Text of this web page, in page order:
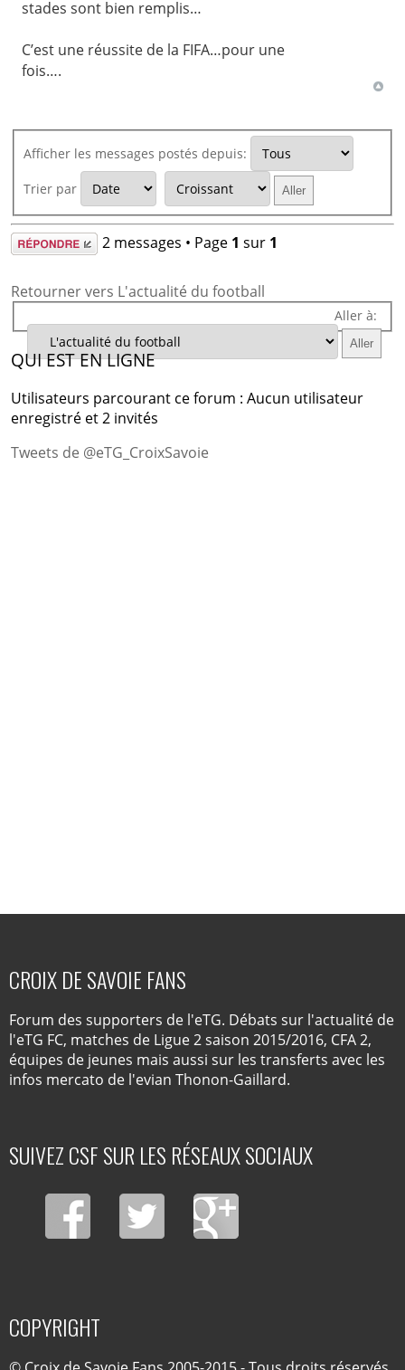
stades sont bien remplis…
C’est une réussite de la FIFA…pour une
fois….
Afficher les messages postés depuis:
Trier par
Répondre 2 messages • Page 1 sur 1
Retourner vers L'actualité du football
Aller à:
QUI EST EN LIGNE
Utilisateurs parcourant ce forum : Aucun utilisateur
enregistré et 2 invités
Tweets de @eTG_CroixSavoie
CROIX DE SAVOIE FANS
Forum des supporters de l'eTG. Débats sur l'actualité de
l'eTG FC, matches de Ligue 2 saison 2015/2016, CFA 2,
équipes de jeunes mais aussi sur les transferts avec les
infos mercato de l'evian Thonon-Gaillard.
SUIVEZ CSF SUR LES RÉSEAUX SOCIAUX
COPYRIGHT